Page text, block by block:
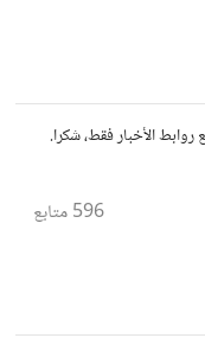
روابط الأخبار فقط، شكرا.
596متابع